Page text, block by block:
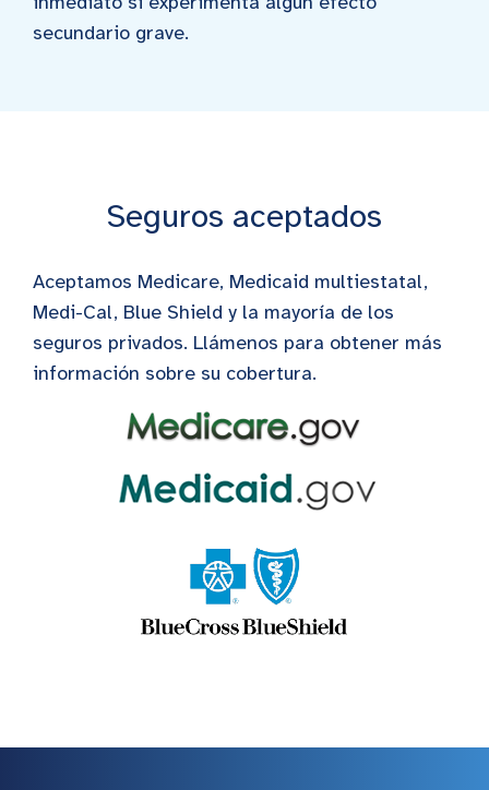
secundario grave.
Seguros aceptados
Aceptamos Medicare, Medicaid multiestatal,
Medi-Cal, Blue Shield y la mayoría de los
seguros privados. Llámenos para obtener más
información sobre su cobertura.